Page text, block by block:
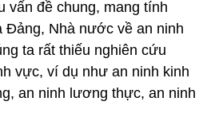
vấn đề chung, mang tính
Đảng, Nhà nước về an ninh
ta rất thiếu nghiên cứu
vực, ví dụ như an ninh kinh
an ninh lương thực, an ninh